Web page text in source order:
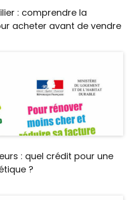
: comprendre la
acheter avant de vendre
: quel crédit pour une
?